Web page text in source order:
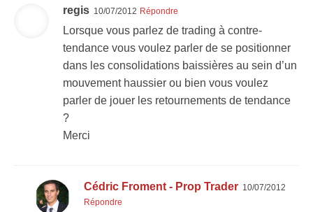
regis 10/07/2012 Répondre
Lorsque vous parlez de trading à contre-
tendance vous voulez parler de se positionner
dans les consolidations baissières au sein d’un
mouvement haussier ou bien vous voulez
parler de jouer les retournements de tendance
?
Merci
Cédric Froment - Prop Trader 10/07/2012
Répondre